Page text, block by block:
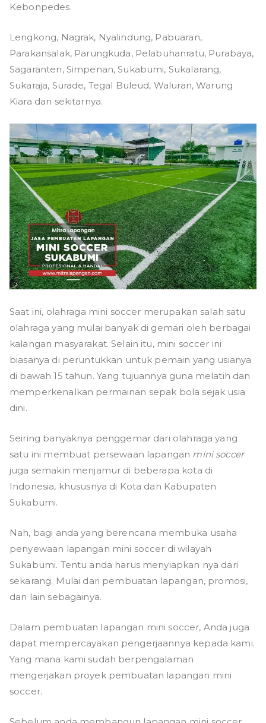
Kebonpedes.
Lengkong, Nagrak, Nyalindung, Pabuaran,
Parakansalak, Parungkuda, Pelabuhanratu, Purabaya,
Sagaranten, Simpenan, Sukabumi, Sukalarang,
Sukaraja, Surade, Tegal Buleud, Waluran, Warung
Kiara dan sekitarnya.
Saat ini, olahraga mini soccer merupakan salah satu
olahraga yang mulai banyak di gemari oleh berbagai
kalangan masyarakat. Selain itu, mini soccer ini
biasanya di peruntukkan untuk pemain yang usianya
di bawah 15 tahun. Yang tujuannya guna melatih dan
memperkenalkan permainan sepak bola sejak usia
dini.
Seiring banyaknya penggemar dari olahraga yang
satu ini membuat persewaan lapangan mini soccer
juga semakin menjamur di beberapa kota di
Indonesia, khususnya di Kota dan Kabupaten
Sukabumi.
Nah, bagi anda yang berencana membuka usaha
penyewaan lapangan mini soccer di wilayah
Sukabumi. Tentu anda harus menyiapkan nya dari
sekarang. Mulai dari pembuatan lapangan, promosi,
dan lain sebagainya.
Dalam pembuatan lapangan mini soccer, Anda juga
dapat mempercayakan pengerjaannya kepada kami.
Yang mana kami sudah berpengalaman
mengerjakan proyek pembuatan lapangan mini
soccer.